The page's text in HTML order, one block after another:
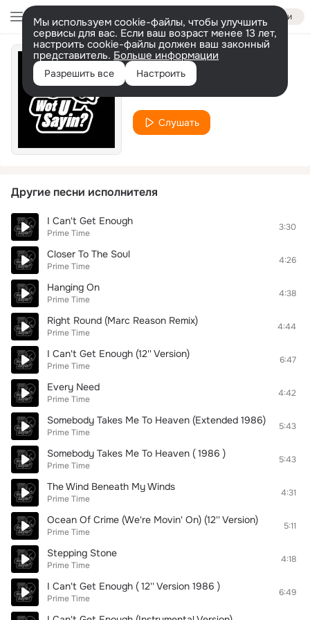
Войти
Мы используем cookie-файлы, чтобы улучшить
сервисы для вас. Если ваш возраст менее 13 лет,
настроить cookie-файлы должен ваш законный
представитель. Больше информации
Разрешить все Настроить
Oceans Of Love
Слушать
Другие песни исполнителя
I Can't Get Enough
Prime Time
3:30
Closer To The Soul
Prime Time
4:26
Hanging On
Prime Time
4:38
Right Round (Marc Reason Remix)
Prime Time
4:44
I Can't Get Enough (12'' Version)
Prime Time
6:47
Every Need
Prime Time
4:42
Somebody Takes Me To Heaven (Extended 1986)
Prime Time
5:43
Somebody Takes Me To Heaven ( 1986 )
Prime Time
5:43
The Wind Beneath My Winds
Prime Time
4:31
Ocean Of Crime (We're Movin' On) (12'' Version)
Prime Time
5:11
Stepping Stone
Prime Time
4:18
I Can't Get Enough ( 12'' Version 1986 )
Prime Time
6:49